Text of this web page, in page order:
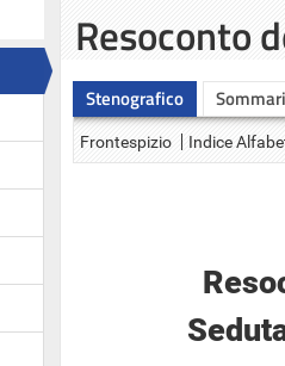
Resoconto
Stenografico
Frontespizio Indice